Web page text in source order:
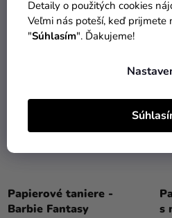
Detaily o použitých cookies
Veľmi nás poteší, keď prijmete
"Súhlasím". Ďakujeme!
Papierové taniere -
Barbie Fantasy
s